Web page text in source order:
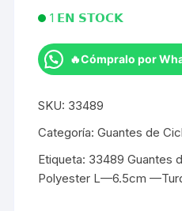
1 𝗘𝗡 𝗦𝗧𝗢𝗖𝗞
Guantes
niños
unisex
Polyester
L
🔥Cómpralo por
SKU: 33489
Categoría:Guantes de
Etiqueta: 33489 Guantes
Polyester L—6.5cm